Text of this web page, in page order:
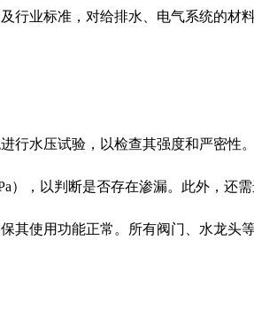
业标准，对给排水、电气系统的材
水压试验，以检查其强度和严密性
），以判断是否存在渗漏。此外，还
使用功能正常。所有阀门、水龙头